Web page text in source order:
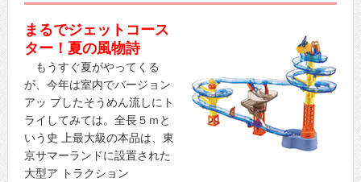
まるでジェットコース
ター！夏の風物詩
もうすぐ夏がやってくる
が、今年は室内でバージョン
アッ プしたそうめん流しにト
ライしてみては。全長５ｍと
いう史 上最大級の本品は、東
京サマーランドに設置された
大型ア トラクション